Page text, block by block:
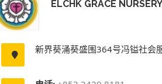
ELCHK GRACE
新界葵涌葵盛围364号冯镒社会